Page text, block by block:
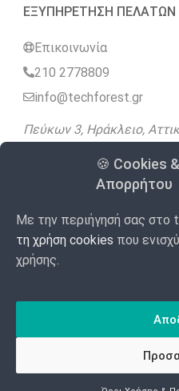
🍪 Cookies
Απορρήτου
Με την περιήγησή σας στο
τη χρήση cookies που
χρήσης.
ΕΞΥΠΗΡΕΤΗΣΗ ΠΕΛΑΤΩΝ
Επικοινωνία
210 2778809
info@techforest.gr
Πεύκων 3, Ηράκλειο,
Google 4.9
by
© 2020 – 2026